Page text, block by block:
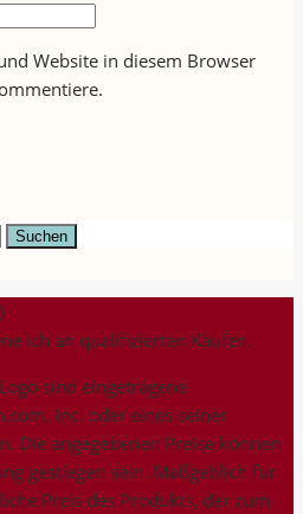
Website in diesem Browser
ich an qualifizierten Käufen.
sind eingetragene
Inc. oder eines seiner
Die angegebenen Preise können
gestiegen sein. Maßgeblich für
Preis des Produkts, der zum